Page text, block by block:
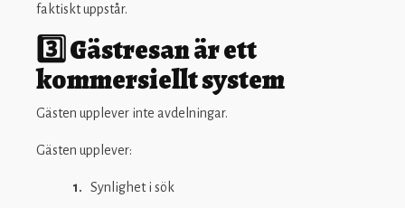
faktiskt uppstår.
3️⃣ Gästresan är ett
kommersiellt system
Gästen upplever inte avdelningar.
Gästen upplever:
Synlighet i sök